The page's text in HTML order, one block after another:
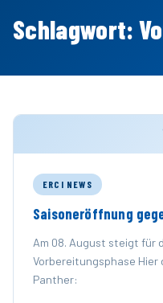
Schlagwort:
ERCI NEWS
Saisoneröffnung
Am 08. August steigt für
Vorbereitungsphase
Panther: